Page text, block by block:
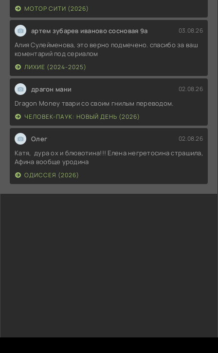
МОТОР СИТИ (2026)
артем зубарев иваново сосновая 9а 03.08.26
Алия Сулейменова, это верно подмечено. спасибо за ваш
коментарий под сериалом
ЛИХИЕ (2024-2025)
драгон мани 02.08.26
Dragon Money твари со своим гнилым переводом.
ЧЕЛОВЕК-ПАУК: НОВЫЙ ДЕНЬ (2026)
Олег 02.08.26
Катя, дура ох и блювотина!!! Елена негретосина страшила,
Афина вообще уродина
ОДИССЕЯ (2026)